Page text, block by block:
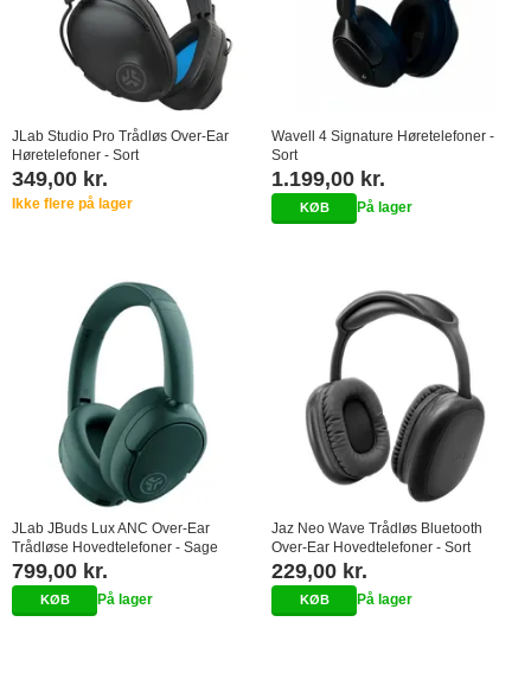
JLab Studio Pro Trådløs Over-Ear
Høretelefoner - Sort
349,00 kr.
Ikke flere på lager
Wavell 4 Signature Høretelefoner -
Sort
1.199,00 kr.
På lager
JLab JBuds Lux ANC Over-Ear
Trådløse Hovedtelefoner - Sage
799,00 kr.
På lager
Jaz Neo Wave Trådløs Bluetooth
Over-Ear Hovedtelefoner - Sort
229,00 kr.
På lager